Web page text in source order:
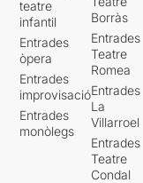
teatre
infantil
Entrades
òpera
Entrades
improvisació
Entrades
monòlegs
Borràs
Entrades
Teatre
Romea
Entrades
La
Villarroel
Entrades
Teatre
Condal